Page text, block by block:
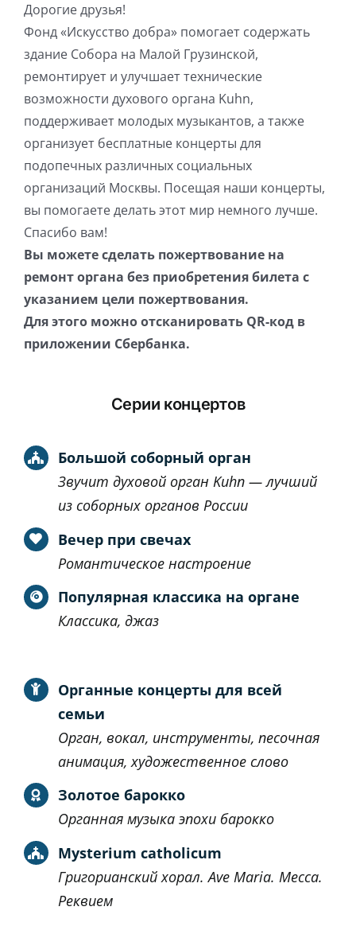
Дорогие друзья!
Фонд «Искусство добра» помогает содержать
здание Собора на Малой Грузинской,
ремонтирует и улучшает технические
возможности духового органа Kuhn,
поддерживает молодых музыкантов, а также
организует бесплатные концерты для
подопечных различных социальных
организаций Москвы. Посещая наши концерты,
вы помогаете делать этот мир немного лучше.
Спасибо вам!
Вы можете сделать пожертвование на
ремонт органа без приобретения билета с
указанием цели пожертвования.
Для этого можно отсканировать QR-код в
приложении Сбербанка.
Серии концертов
Большой соборный орган
Звучит духовой орган Kuhn — лучший
из соборных органов России
Вечер при свечах
Романтическое настроение
Популярная классика на органе
Классика, джаз
Органные концерты для всей
семьи
Орган, вокал, инструменты, песочная
анимация, художественное слово
Золотое барокко
Органная музыка эпохи барокко
Mysterium catholicum
Григорианский хорал. Аve Maria. Месса.
Реквием